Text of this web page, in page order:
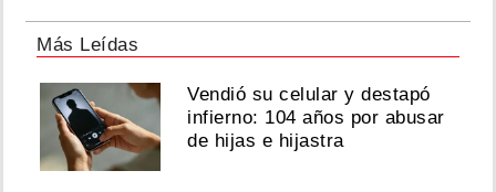
Más Leídas
Vendió su celular y destapó
infierno: 104 años por abusar
de hijas e hijastra